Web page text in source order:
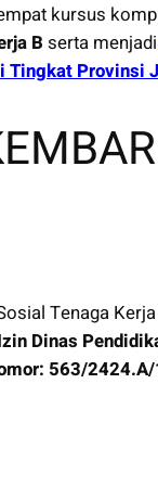
kursus
B serta menjadi
Tingkat Provinsi
Tenaga
Dinas
563/